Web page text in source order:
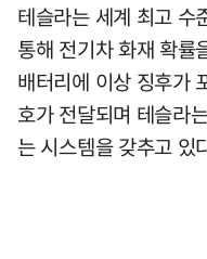
테슬라는 세계 최고 수
통해 전기차 화재 확률
배터리에 이상 징후가
호가 전달되며 테슬라
는 시스템을 갖추고 있